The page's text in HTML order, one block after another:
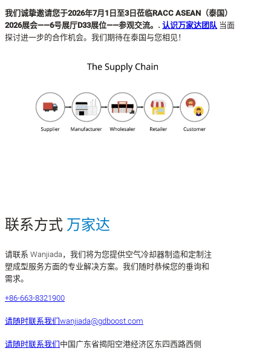
我们诚挚邀请您于2026年7月1日至3日莅临RACC ASEAN（泰国）
2026展会——6号展厅D33展位——参观交流。. 认识万家达团队 当面
探讨进一步的合作机会。我们期待在泰国与您相见！
联系方式 万家达
请联系 Wanjiada，我们将为您提供空气冷却器制造和定制注
塑成型服务方面的专业解决方案。我们随时恭候您的垂询和
需求。
+86-663-8321900
请随时联系我们wanjiada@gdboost.com
请随时联系我们中国广东省揭阳空港经济区东四西路西侧